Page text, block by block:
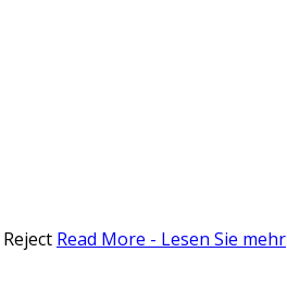
Reject Read More - Lesen Sie mehr